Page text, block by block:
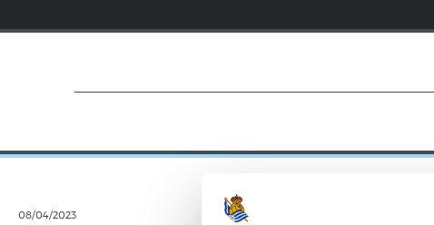
08/04/2023